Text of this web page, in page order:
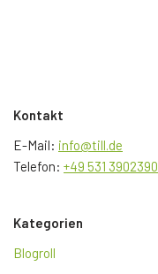
Kontakt
E-Mail: info@till.de
Telefon: +49 531 3902390
Kategorien
Blogroll